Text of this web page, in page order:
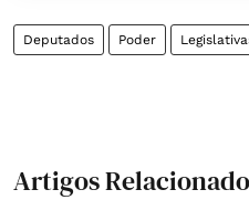
Deputados Poder
Artigos